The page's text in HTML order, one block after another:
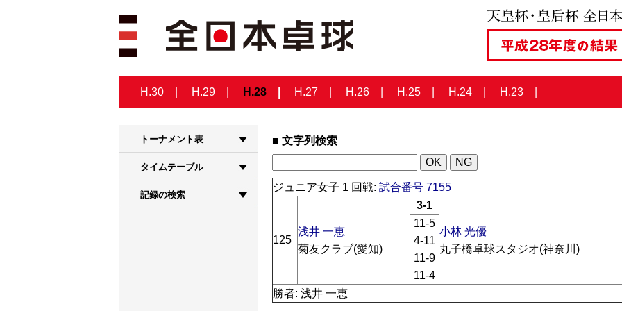
H.30 H.29 H.28 H.27 H.26 H.25 H.24 H.23
トーナメント表
タイムテーブル
記録の検索
文字列検索
ジュニア女子 1 回戦: 試合番号 7155
125
浅井 一恵
菊友クラブ(愛知)
3-1
小林 光優
丸子橋卓球スタジオ(神奈川)
11-5
4-11
11-9
11-4
勝者: 浅井 一恵